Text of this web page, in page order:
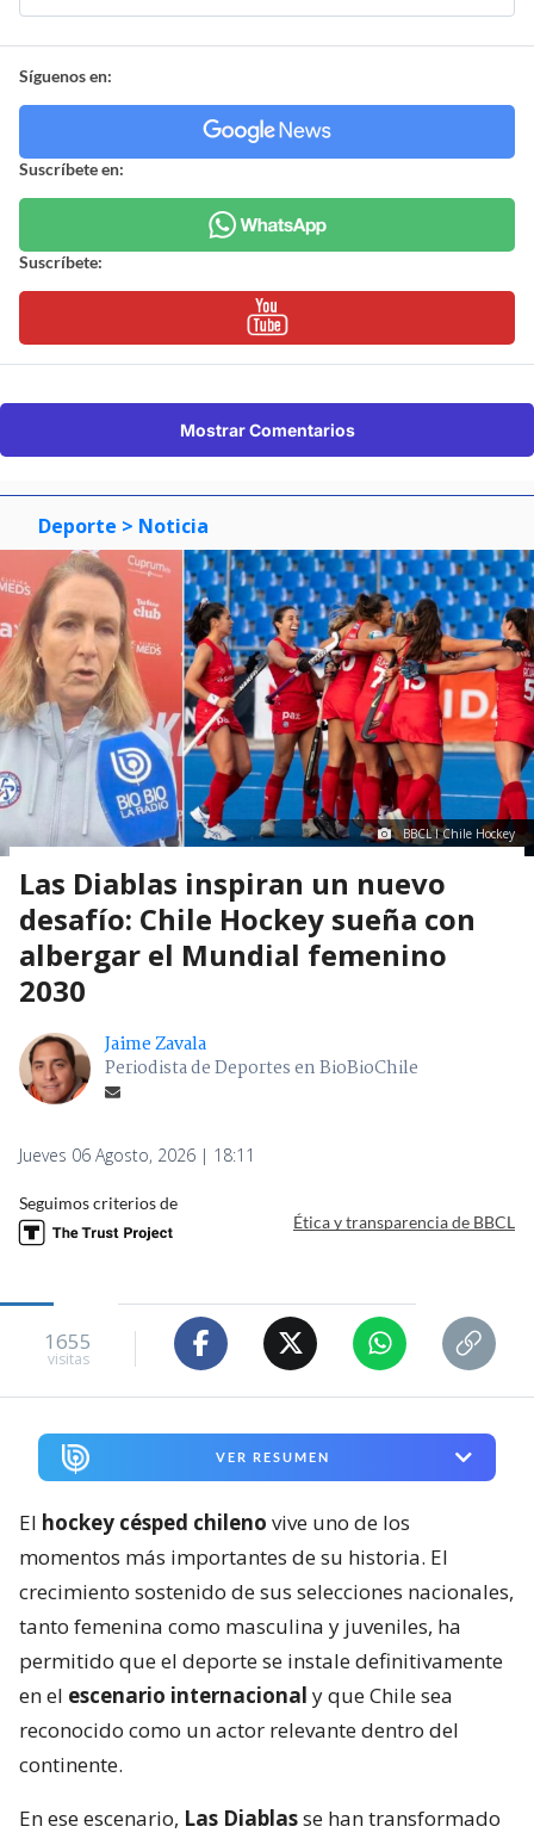
Suscríbete:
Mostrar Comentarios
BBCL I Chile Hockey
Las Diablas inspiran un nuevo
desafío: Chile Hockey sueña con
albergar el Mundial femenino
2030
Jaime Zavala
Periodista de Deportes en BioBioChile
Jueves 06 Agosto, 2026 | 18:11
Seguimos criterios de
1655
hockey césped chilenovive uno de los
tanto femenina como masculina y juveniles, ha
permitido que el deporte se instale definitivamente
en elescenario internacional y que Chile sea
reconocido como un actor relevante dentro del
continente.
se han transformado
en una de las grandes referentes del deporte
nacional. Sus resultados en los últimos años, la
un antes y un después para una disciplina que ha